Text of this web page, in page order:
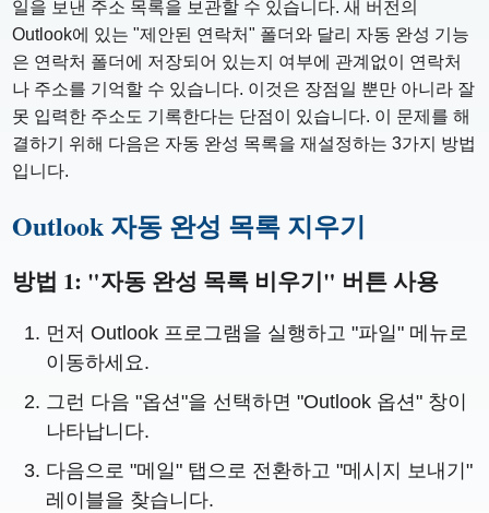
일을 보낸 주소 목록을 보관할 수 있습니다. 새 버전의
Outlook에 있는 "제안된 연락처" 폴더와 달리 자동 완성 기능
은 연락처 폴더에 저장되어 있는지 여부에 관계없이 연락처
나 주소를 기억할 수 있습니다. 이것은 장점일 뿐만 아니라 잘
못 입력한 주소도 기록한다는 단점이 있습니다. 이 문제를 해
결하기 위해 다음은 자동 완성 목록을 재설정하는 3가지 방법
입니다.
Outlook 자동 완성 목록 지우기
방법 1: "자동 완성 목록 비우기" 버튼 사용
먼저 Outlook 프로그램을 실행하고 "파일" 메뉴로
이동하세요.
그런 다음 "옵션"을 선택하면 "Outlook 옵션" 창이
나타납니다.
다음으로 "메일" 탭으로 전환하고 "메시지 보내기"
레이블을 찾습니다.